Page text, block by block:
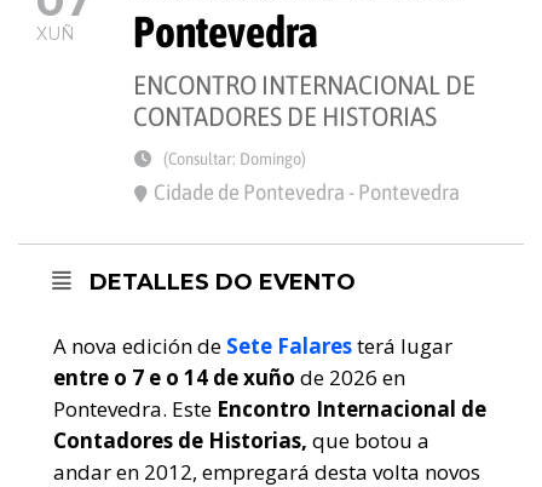
XUÑ
Pontevedra
ENCONTRO INTERNACIONAL DE
CONTADORES DE HISTORIAS
(Consultar: Domingo)
Cidade de Pontevedra - Pontevedra
DETALLES DO EVENTO
A nova edición de Sete Falaresterá lugar
entre o 7 e o 14 de xuño de 2026 en
Pontevedra. Este Encontro Internacional de
Contadores de Historias, que botou a
andar en 2012, empregará desta volta novos